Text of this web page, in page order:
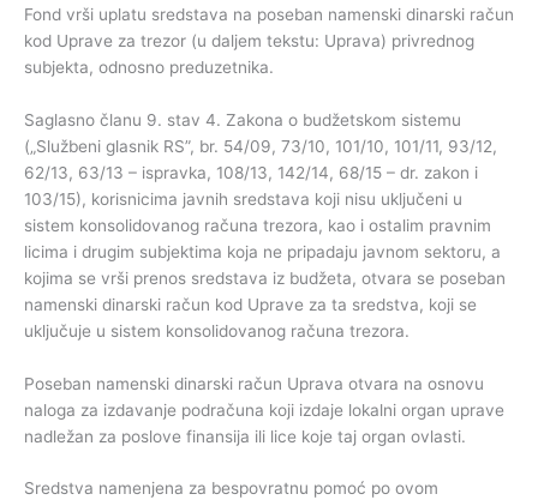
Fond vrši uplatu sredstava na poseban namenski dinarski račun
kod Uprave za trezor (u daljem tekstu: Uprava) privrednog
subjekta, odnosno preduzetnika.
Saglasno članu 9. stav 4. Zakona o budžetskom sistemu
(„Službeni glasnik RS”, br. 54/09, 73/10, 101/10, 101/11, 93/12,
62/13, 63/13 – ispravka, 108/13, 142/14, 68/15 – dr. zakon i
103/15), korisnicima javnih sredstava koji nisu uključeni u
sistem konsolidovanog računa trezora, kao i ostalim pravnim
licima i drugim subjektima koja ne pripadaju javnom sektoru, a
kojima se vrši prenos sredstava iz budžeta, otvara se poseban
namenski dinarski račun kod Uprave za ta sredstva, koji se
uključuje u sistem konsolidovanog računa trezora.
Poseban namenski dinarski račun Uprava otvara na osnovu
naloga za izdavanje podračuna koji izdaje lokalni organ uprave
nadležan za poslove finansija ili lice koje taj organ ovlasti.
Sredstva namenjena za bespovratnu pomoć po ovom